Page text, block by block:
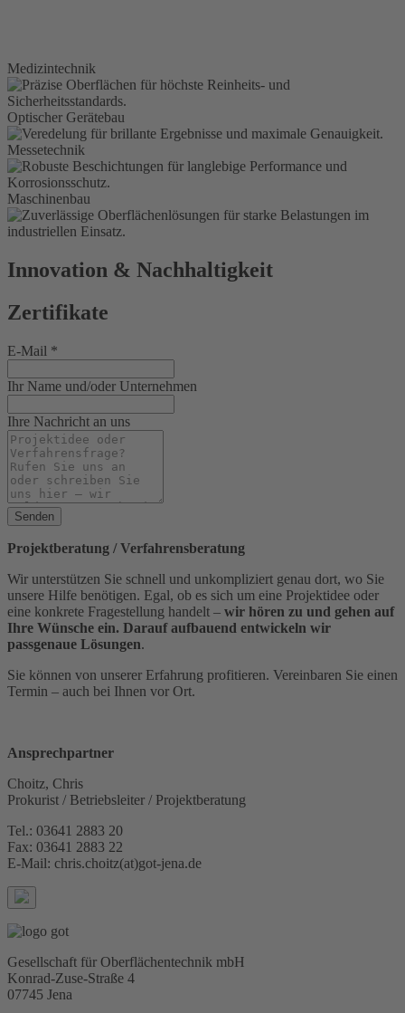
Medizintechnik
Optischer Gerätebau
Messetechnik
Maschinenbau
Innovation & Nachhaltigkeit
Zertifikate
E-Mail *
Ihr Name und/oder Unternehmen
Ihre Nachricht an uns
Senden
Projektberatung / Verfahrensberatung
Wir unterstützen Sie schnell und unkompliziert genau dort, wo Sie
unsere Hilfe benötigen. Egal, ob es sich um eine Projektidee oder
eine konkrete Fragestellung handelt – wir hören zu und gehen auf
Ihre Wünsche ein. Darauf aufbauend entwickeln wir
passgenaue Lösungen.
Sie können von unserer Erfahrung profitieren. Vereinbaren Sie einen
Termin – auch bei Ihnen vor Ort.
Ansprechpartner
Choitz, Chris
Prokurist / Betriebsleiter / Projektberatung
Tel.: 03641 2883 20
Fax: 03641 2883 22
E-Mail: chris.choitz(at)got-jena.de
Gesellschaft für Oberflächentechnik mbH
Konrad-Zuse-Straße 4
07745 Jena